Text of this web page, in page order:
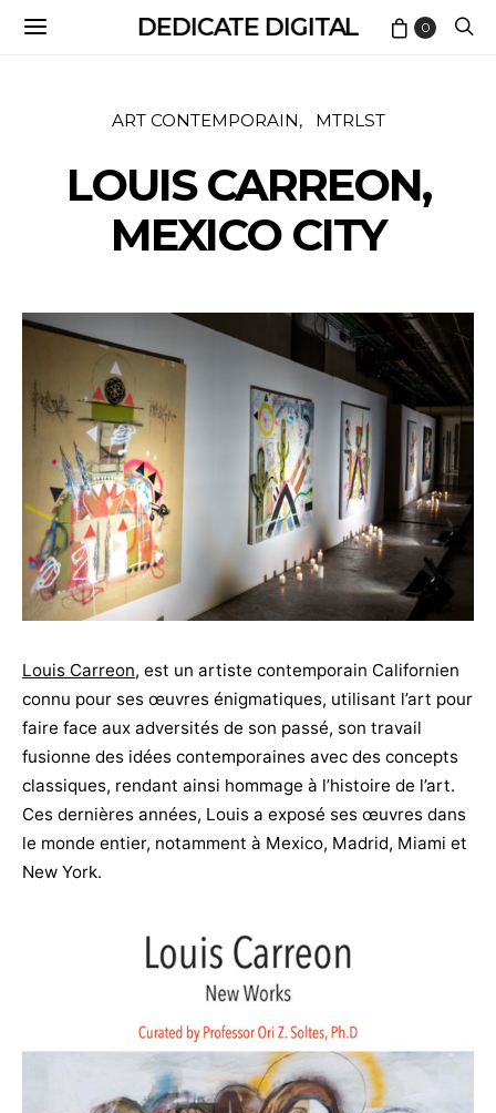
DEDICATE DIGITAL 0
ART CONTEMPORAIN MTRLST
LOUIS CARREON,
MEXICO CITY
Louis Carreon, est un artiste contemporain Californien
connu pour ses œuvres énigmatiques, utilisant l’art pour
faire face aux adversités de son passé, son travail
fusionne des idées contemporaines avec des concepts
classiques, rendant ainsi hommage à l’histoire de l’art.
Ces dernières années, Louis a exposé ses œuvres dans
le monde entier, notamment à Mexico, Madrid, Miami et
New York.